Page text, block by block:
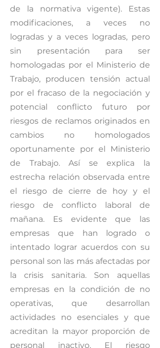
de la normativa vigente). Estas
modificaciones, a veces no
logradas y a veces logradas, pero
sin presentación para ser
homologadas por el Ministerio de
Trabajo, producen tensión actual
por el fracaso de la negociación y
potencial conflicto futuro por
riesgos de reclamos originados en
cambios no homologados
oportunamente por el Ministerio
de Trabajo. Así se explica la
estrecha relación observada entre
el riesgo de cierre de hoy y el
riesgo de conflicto laboral de
mañana. Es evidente que las
empresas que han logrado o
intentado lograr acuerdos con su
personal son las más afectadas por
la crisis sanitaria. Son aquellas
empresas en la condición de no
operativas, que desarrollan
actividades no esenciales y que
acreditan la mayor proporción de
personal inactivo. El riesgo